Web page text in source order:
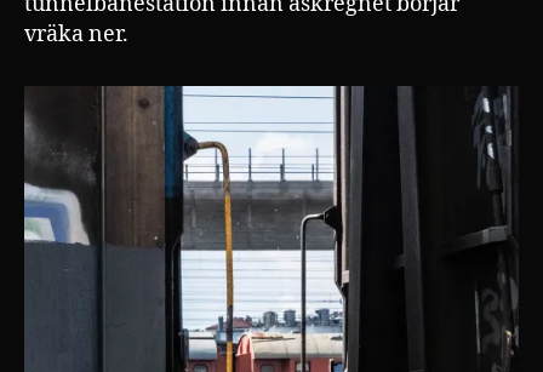
vräka ner.